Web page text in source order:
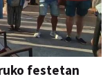
festetan